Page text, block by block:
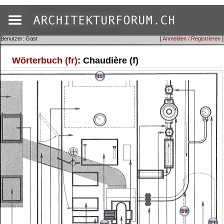
[Anmelden / Registrieren ]
Benutzer: Gast
Wörterbuch (fr): Chaudière (f)
11
19
21